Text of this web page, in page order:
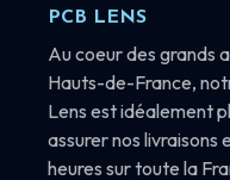
PCB LENS
Au coeur des grands
Hauts-de-France,
Lens est idéalement
assurer nos livraisons
heures sur toute la